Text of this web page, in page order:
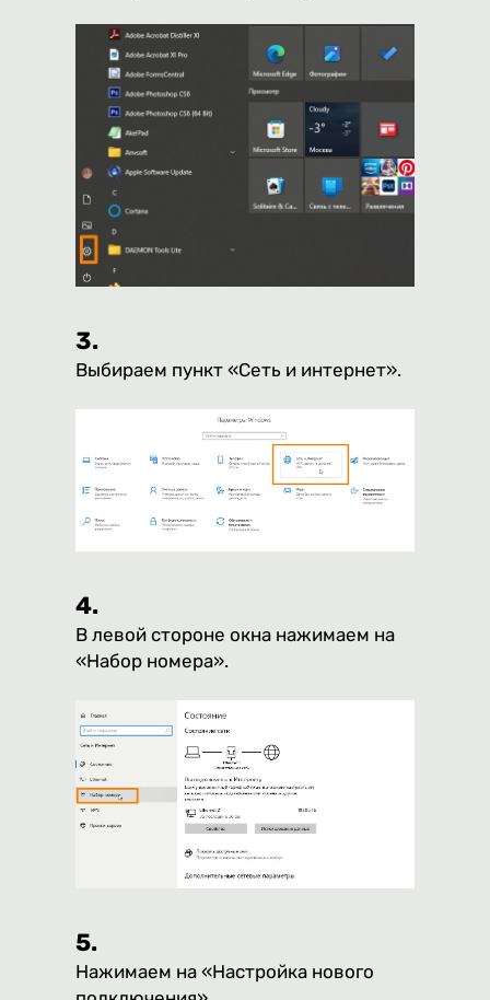
3.
Выбираем пункт «Сеть и интернет».
4.
В левой стороне окна нажимаем на
«Набор номера».
5.
Нажимаем на «Настройка нового